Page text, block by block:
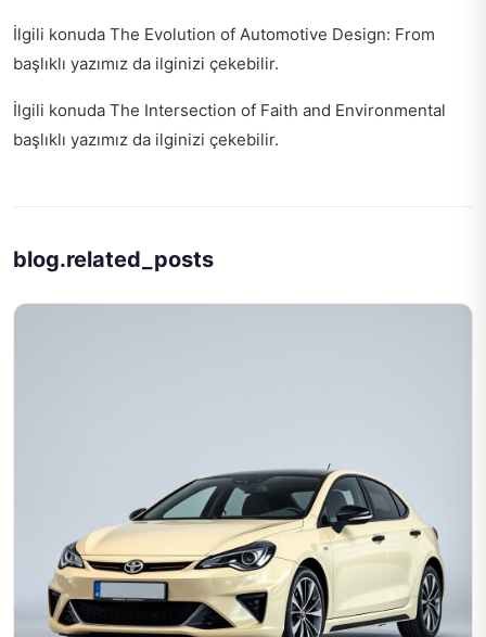
İlgili konuda The Evolution of Automotive Design: From
başlıklı yazımız da ilginizi çekebilir.
İlgili konuda The Intersection of Faith and Environmental
başlıklı yazımız da ilginizi çekebilir.
blog.related_posts